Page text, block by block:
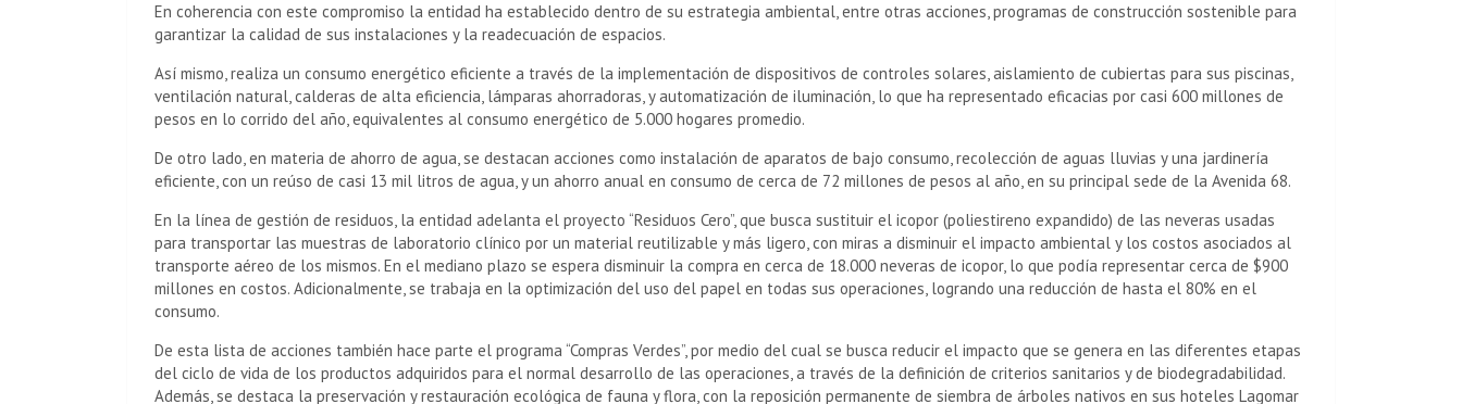
En coherencia con este compromiso la entidad ha establecido dentro de su estrategia ambiental, entre otras acciones, programas de construcción sostenible para
garantizar la calidad de sus instalaciones y la readecuación de espacios.
Así mismo, realiza un consumo energético eficiente a través de la implementación de dispositivos de controles solares, aislamiento de cubiertas para sus piscinas,
ventilación natural, calderas de alta eficiencia, lámparas ahorradoras, y automatización de iluminación, lo que ha representado eficacias por casi 600 millones de
pesos en lo corrido del año, equivalentes al consumo energético de 5.000 hogares promedio.
De otro lado, en materia de ahorro de agua, se destacan acciones como instalación de aparatos de bajo consumo, recolección de aguas lluvias y una jardinería
eficiente, con un reúso de casi 13 mil litros de agua, y un ahorro anual en consumo de cerca de 72 millones de pesos al año, en su principal sede de la Avenida 68.
En la línea de gestión de residuos, la entidad adelanta el proyecto “Residuos Cero”, que busca sustituir el icopor (poliestireno expandido) de las neveras usadas
para transportar las muestras de laboratorio clínico por un material reutilizable y más ligero, con miras a disminuir el impacto ambiental y los costos asociados al
transporte aéreo de los mismos. En el mediano plazo se espera disminuir la compra en cerca de 18.000 neveras de icopor, lo que podía representar cerca de $900
millones en costos. Adicionalmente, se trabaja en la optimización del uso del papel en todas sus operaciones, logrando una reducción de hasta el 80% en el
consumo.
De esta lista de acciones también hace parte el programa “Compras Verdes”, por medio del cual se busca reducir el impacto que se genera en las diferentes etapas
del ciclo de vida de los productos adquiridos para el normal desarrollo de las operaciones, a través de la definición de criterios sanitarios y de biodegradabilidad.
Además, se destaca la preservación y restauración ecológica de fauna y flora, con la reposición permanente de siembra de árboles nativos en sus hoteles Lagomar